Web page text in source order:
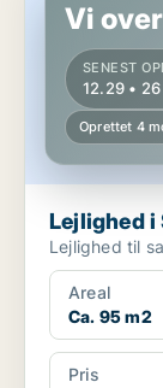
Vi
SENEST
12.29 • 26
Oprettet 4
Lejlighed i
Areal
Ca. 95 m2
Pris